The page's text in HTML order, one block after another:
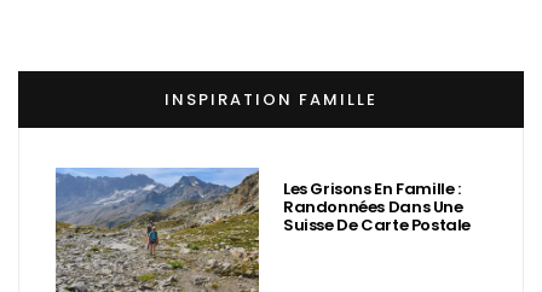
INSPIRATION FAMILLE
Les Grisons En Famille :
Randonnées Dans Une
Suisse De Carte Postale